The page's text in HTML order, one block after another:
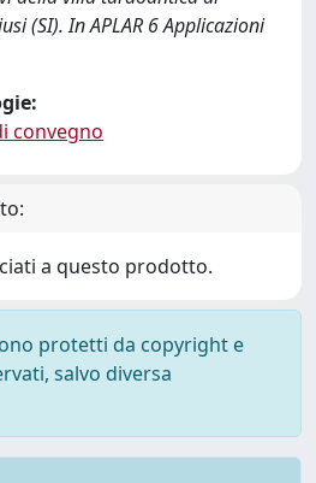
(SI). In APLAR 6 Applicazioni
convegno
a questo prodotto.
protetti da copyright e
salvo diversa